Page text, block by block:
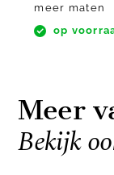
meer maten
op
Meer
Bekijk